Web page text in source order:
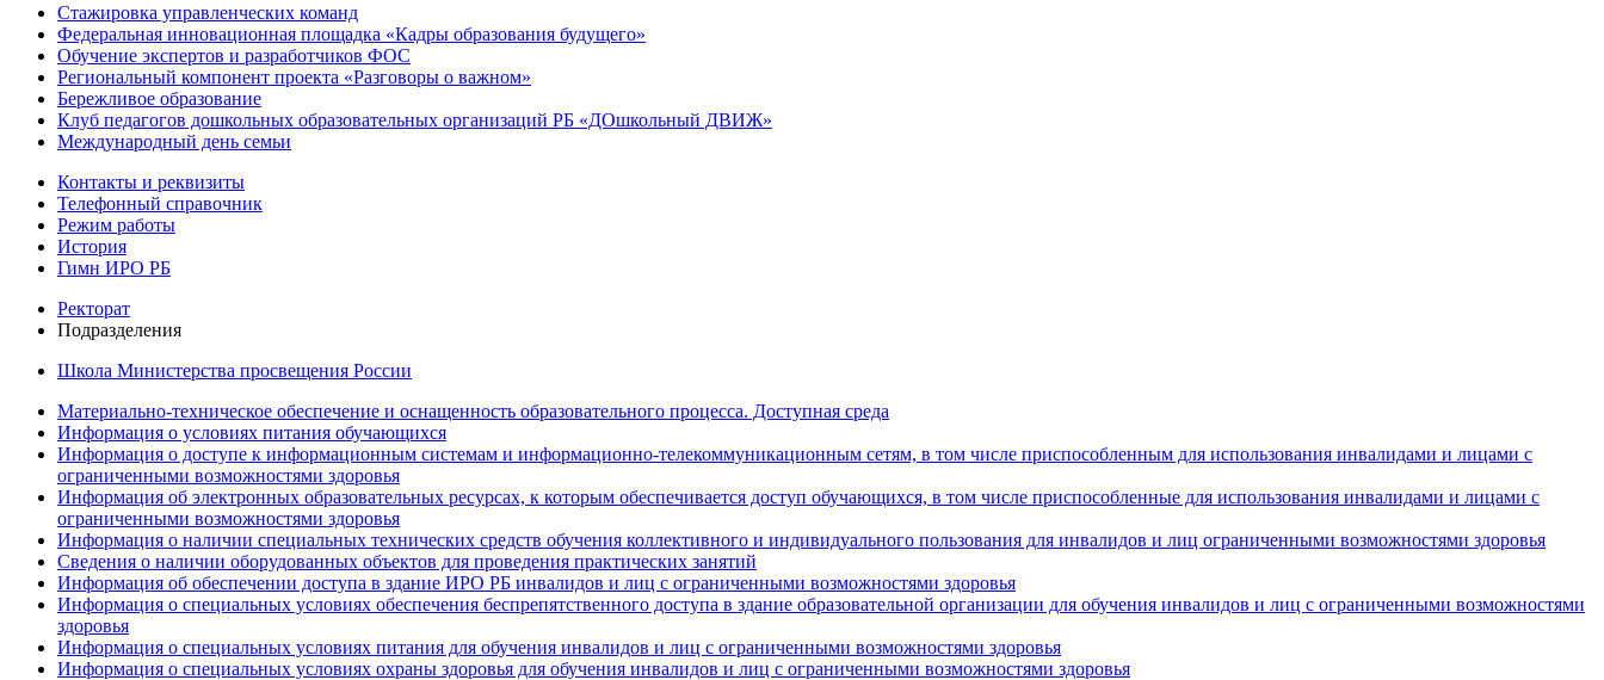
Стажировка управленческих команд
Федеральная инновационная площадка «Кадры образования будущего»
Обучение экспертов и разработчиков ФОС
Региональный компонент проекта «Разговоры о важном»
Бережливое образование
Клуб педагогов дошкольных образовательных организаций РБ «ДОшкольный ДВИЖ»
Международный день семьи
Контакты и реквизиты
Телефонный справочник
Режим работы
История
Гимн ИРО РБ
Ректорат
Подразделения
Школа Министерства просвещения России
Материально-техническое обеспечение и оснащенность образовательного процесса. Доступная среда
Информация о условиях питания обучающихся
Информация о доступе к информационным системам и информационно-телекоммуникационным сетям, в том числе приспособленным для использования инвалидами и лицами с
ограниченными возможностями здоровья
Информация об электронных образовательных ресурсах, к которым обеспечивается доступ обучающихся, в том числе приспособленные для использования инвалидами и лицами с
ограниченными возможностями здоровья
Информация о наличии специальных технических средств обучения коллективного и индивидуального пользования для инвалидов и лиц ограниченными возможностями здоровья
Сведения о наличии оборудованных объектов для проведения практических занятий
Информация об обеспечении доступа в здание ИРО РБ инвалидов и лиц с ограниченными возможностями здоровья
Информация о специальных условиях обеспечения беспрепятственного доступа в здание образовательной организации для обучения инвалидов и лиц с ограниченными возможностями
здоровья
Информация о специальных условиях питания для обучения инвалидов и лиц с ограниченными возможностями здоровья
Информация о специальных условиях охраны здоровья для обучения инвалидов и лиц с ограниченными возможностями здоровья